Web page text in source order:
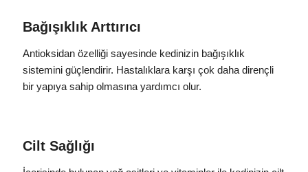
Bağışıklık Arttırıcı
Antioksidan özelliği sayesinde kedinizin bağışıklık
sistemini güçlendirir. Hastalıklara karşı çok daha dirençli
bir yapıya sahip olmasına yardımcı olur.
Cilt Sağlığı